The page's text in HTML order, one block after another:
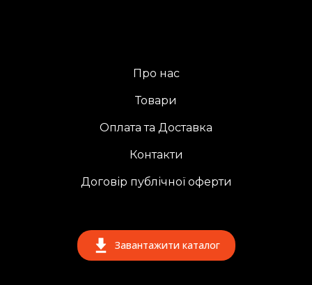
Про нас
Товари
Оплата та Доставка
Контакти
Договір публічної оферти
Завантажити каталог